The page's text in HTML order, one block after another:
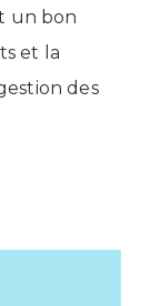
un bon
et la
des